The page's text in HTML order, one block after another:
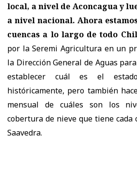
local, a nivel de Aconcagua y
a nivel nacional. Ahora
cuencas a lo largo de todo
por la Seremi Agricultura en un
la Dirección General de Aguas
establecer cuál es el
históricamente, pero también
mensual de cuáles son los
cobertura de nieve que tiene cada
Saavedra.